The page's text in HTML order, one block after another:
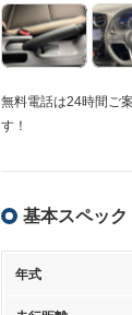
無料電話は24時間ご
す！
基本スペック
年式